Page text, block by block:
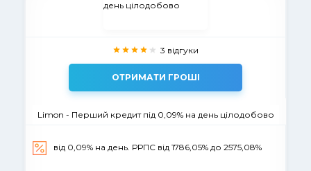
3 відгуки
ОТРИМАТИ ГРОШІ
Limon - Перший кредит під 0,09% на день цілодобово
від 0,09% на день. РРПС вiд 1786,05% до 2575,08%